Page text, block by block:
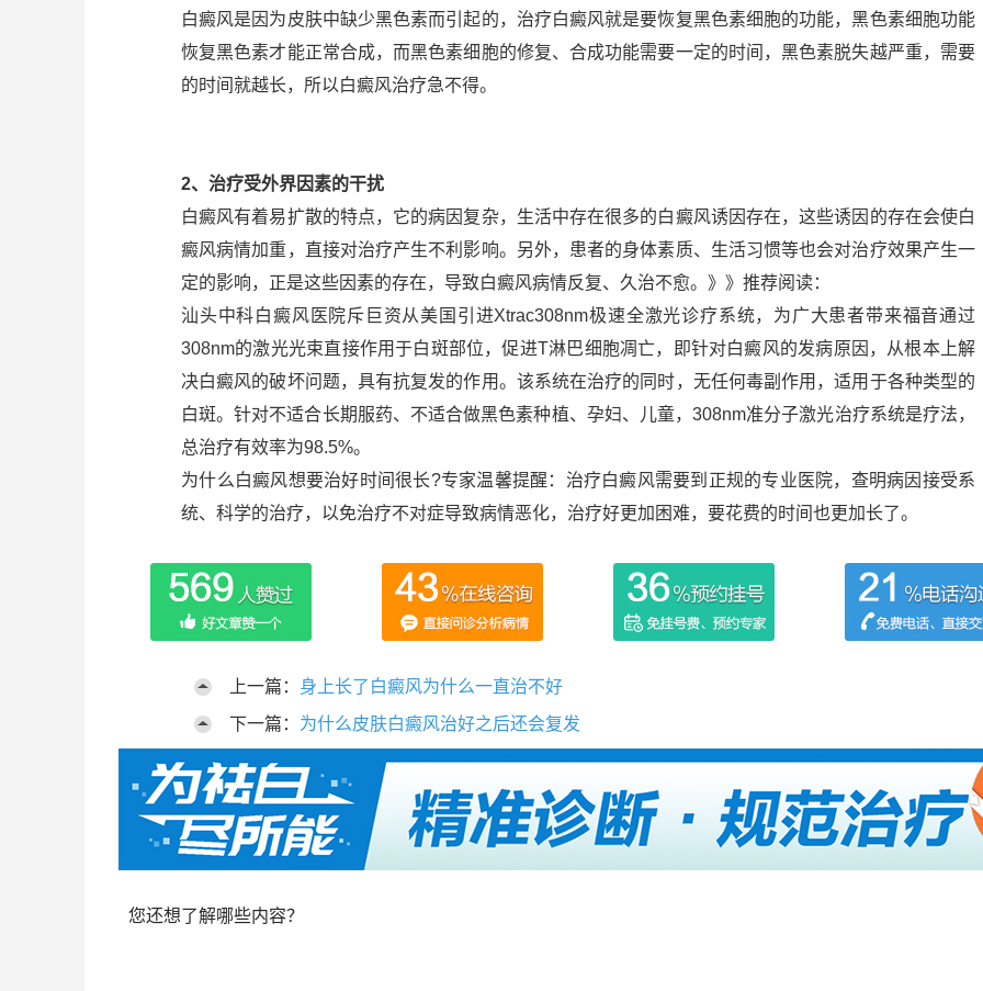
白癜风是因为皮肤中缺少黑色素而引起的，治疗白癜风就是要恢复黑色素细胞的功能，黑色素细胞功能
恢复黑色素才能正常合成，而黑色素细胞的修复、合成功能需要一定的时间，黑色素脱失越严重，需要
的时间就越长，所以白癜风治疗急不得。
2、治疗受外界因素的干扰
白癜风有着易扩散的特点，它的病因复杂，生活中存在很多的白癜风诱因存在，这些诱因的存在会使白
癜风病情加重，直接对治疗产生不利影响。另外，患者的身体素质、生活习惯等也会对治疗效果产生一
定的影响，正是这些因素的存在，导致白癜风病情反复、久治不愈。》》推荐阅读：
汕头中科白癜风医院斥巨资从美国引进Xtrac308nm极速全激光诊疗系统，为广大患者带来福音通过
308nm的激光光束直接作用于白斑部位，促进T淋巴细胞凋亡，即针对白癜风的发病原因，从根本上解
决白癜风的破坏问题，具有抗复发的作用。该系统在治疗的同时，无任何毒副作用，适用于各种类型的
白斑。针对不适合长期服药、不适合做黑色素种植、孕妇、儿童，308nm准分子激光治疗系统是疗法，
总治疗有效率为98.5%。
为什么白癜风想要治好时间很长?专家温馨提醒：治疗白癜风需要到正规的专业医院，查明病因接受系
统、科学的治疗，以免治疗不对症导致病情恶化，治疗好更加困难，要花费的时间也更加长了。
上一篇： 身上长了白癜风为什么一直治不好
下一篇： 为什么皮肤白癜风治好之后还会复发
您还想了解哪些内容？